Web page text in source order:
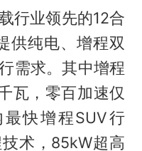
行业领先的12合
供纯电、增程双
需求。其中增程
瓦，零百加速仅
快增程SUV行
术，85kW超高